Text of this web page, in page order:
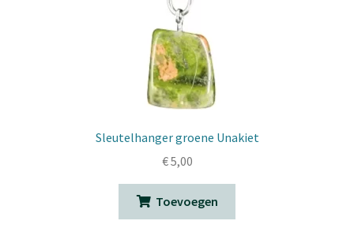
Sleutelhanger groene Unakiet
€5,00
Toevoegen